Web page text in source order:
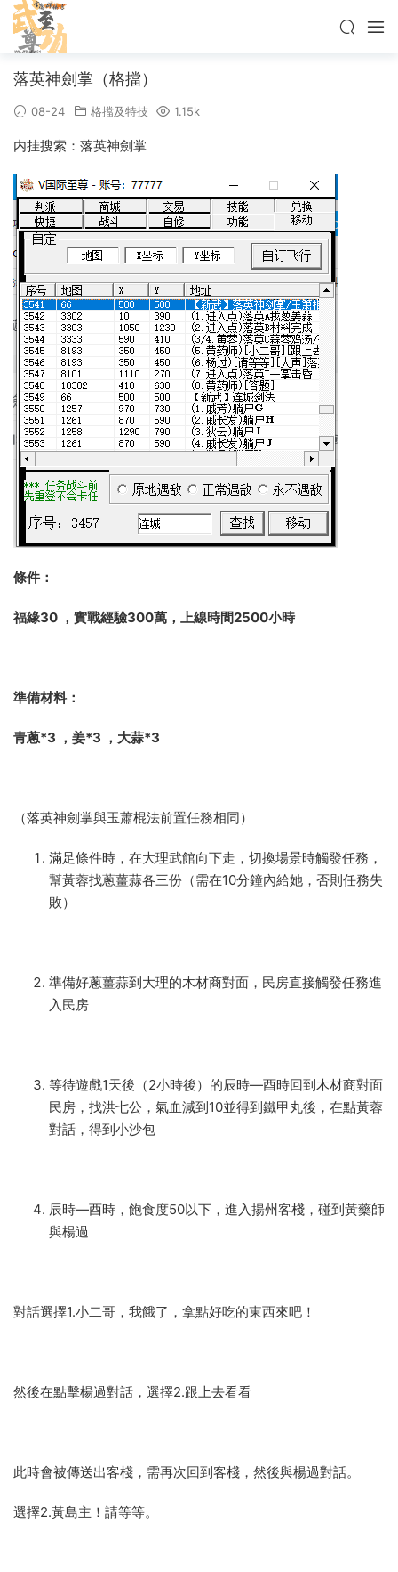
落英神劍掌（格擋）
08-24 格擋及特技 1.15k
内挂搜索：落英神劍掌
條件：
福緣30 ，實戰經驗300萬，上線時間2500小時
準備材料：
青蔥*3 ，姜*3 ，大蒜*3
（落英神劍掌與玉蕭棍法前置任務相同）
滿足條件時，在大理武館向下走，切換場景時觸發任務，
幫黃蓉找蔥薑蒜各三份（需在10分鐘內給她，否則任務失
敗）
準備好蔥薑蒜到大理的木材商對面，民房直接觸發任務進
入民房
等待遊戲1天後（2小時後）的辰時—酉時回到木材商對面
民房，找洪七公，氣血減到10並得到鐵甲丸後，在點黃蓉
對話，得到小沙包
辰時—酉時，飽食度50以下， 進入揚州客棧，碰到黃藥師
與楊過
對話選擇1.小二哥，我餓了，拿點好吃的東西來吧！
然後在點擊楊過對話，選擇2.跟上去看看
此時會被傳送出客棧，需再次回到客棧，然後與楊過對話。
選擇2.黃島主！請等等。